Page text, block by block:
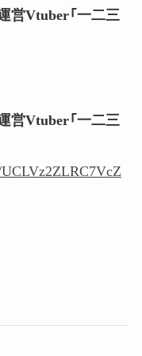
営Vtuber「一二三
営Vtuber「一二三